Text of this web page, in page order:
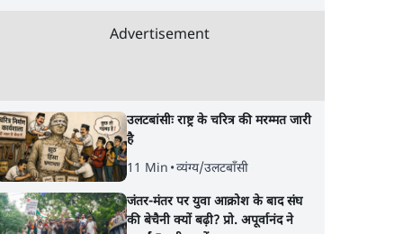
11
झारखंड में छात्र नेताओं और
सरकार की बातचीत बेनतीजा,
Satya Hindi News
बुलेटिन । 8 अगस्त,
Advertisement
उलटबांसीः राष्ट्र के चरित्र की मरम्मत जारी
है
11 Min •व्यंग्य/उलटबाँसी
जंतर-मंतर पर युवा आक्रोश के बाद संघ
की बेचैनी क्यों बढ़ी? प्रो. अपूर्वानंद ने